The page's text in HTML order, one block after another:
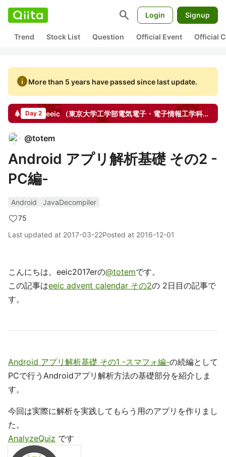
search Login Signup
Trend Stock List Question Official Event Official
infoMore than 5 years have passed since last update.
Day 2 eeic （東京大学工学部電気電子・電子情報工学科）その2
@totem
Android アプリ解析基礎 その2 -
PC編-
Android
JavaDecompiler
75
Last updated at 2017-03-22Posted at 2016-12-01
こんにちは。eeic2017erの@totemです。
この記事はeeic advent calendar その2の 2日目の記事で
す。
Android アプリ解析基礎 その1 -スマフォ編-の続編として
PCで行うAndroidアプリ解析方法の基礎部分を紹介しま
す。
今回は実際に解析を実践してもらう用のアプリを作りまし
た。
AnalyzeQuiz です